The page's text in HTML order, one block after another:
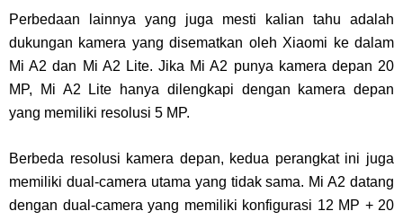
Perbedaan lainnya yang juga mesti kalian tahu adalah
dukungan kamera yang disematkan oleh Xiaomi ke dalam
Mi A2 dan Mi A2 Lite. Jika Mi A2 punya kamera depan 20
MP, Mi A2 Lite hanya dilengkapi dengan kamera depan
yang memiliki resolusi 5 MP.
Berbeda resolusi kamera depan, kedua perangkat ini juga
memiliki dual-camera utama yang tidak sama. Mi A2 datang
dengan dual-camera yang memiliki konfigurasi 12 MP + 20